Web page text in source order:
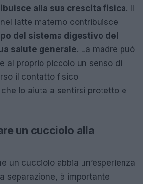
alla sua crescita fisica. Il
latte materno contribuisce
del sistema digestivo del
salute generale. La madre può
al proprio piccolo un senso di
il contatto fisico
che lo aiuta a sentirsi protetto e
un cucciolo alla
un cucciolo abbia un’esperienza
separazione, è importante